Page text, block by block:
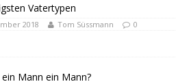
Vatertypen
2018 Tom Süssmann 0
Mann ein Mann?